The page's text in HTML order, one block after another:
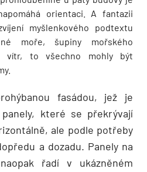
orientaci. A fantazii
myšlenkového podtextu
moře, šupiny mořského
vítr, to všechno mohly být
fasádou, jež je
které se překrývají
ale podle potřeby
a dozadu. Panely na
řadí v ukázněném